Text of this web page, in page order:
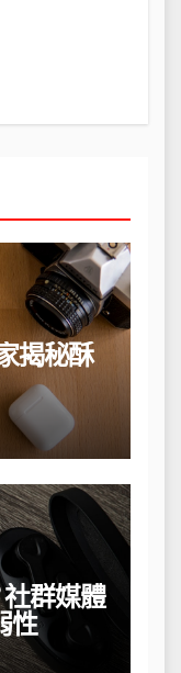
揭秘酥
群媒體
性